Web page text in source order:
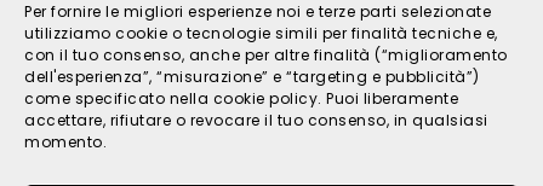
Per fornire le migliori esperienze noi e terze parti selezionate
utilizziamo cookie o tecnologie simili per finalità tecniche e,
con il tuo consenso, anche per altre finalità (“miglioramento
dell'esperienza”, “misurazione” e “targeting e pubblicità”)
come specificato nella cookie policy. Puoi liberamente
accettare, rifiutare o revocare il tuo consenso, in qualsiasi
momento.
© 2026 TPM s.r.l. - All Rights Reserved - C.F. e P. IVA
IT05121480262 -privacy-cookies- by